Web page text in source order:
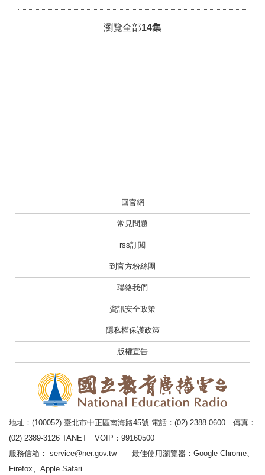
瀏覽全部14集
回官網
常見問題
rss訂閱
到官方粉絲團
聯絡我們
資訊安全政策
隱私權保護政策
版權宣告
地址：(100052) 臺北市中正區南海路45號 電話：(02) 2388-0600 傳真：
(02) 2389-3126 TANET VOIP：99160500
服務信箱： service@ner.gov.tw
最佳使用瀏覽器：Google Chrome、
Firefox、Apple Safari